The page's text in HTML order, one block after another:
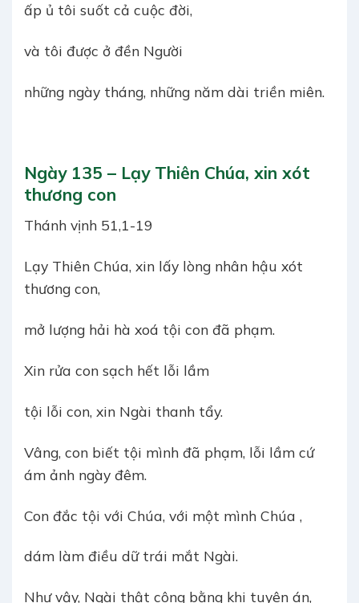
ấp ủ tôi suốt cả cuộc đời,
và tôi được ở đền Người
những ngày tháng, những năm dài triền miên.
Ngày 135 – Lạy Thiên Chúa, xin xót
thương con
Thánh vịnh 51,1-19
Lạy Thiên Chúa, xin lấy lòng nhân hậu xót
thương con,
mở lượng hải hà xoá tội con đã phạm.
Xin rửa con sạch hết lỗi lầm
tội lỗi con, xin Ngài thanh tẩy.
Vâng, con biết tội mình đã phạm, lỗi lầm cứ
ám ảnh ngày đêm.
Con đắc tội với Chúa, với một mình Chúa ,
dám làm điều dữ trái mắt Ngài.
Như vậy, Ngài thật công bằng khi tuyên án,